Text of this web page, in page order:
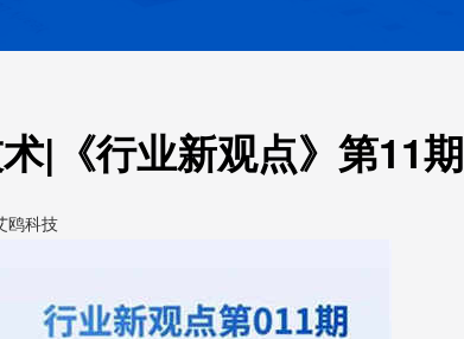
|《行业新观点》第11期
鸥科技